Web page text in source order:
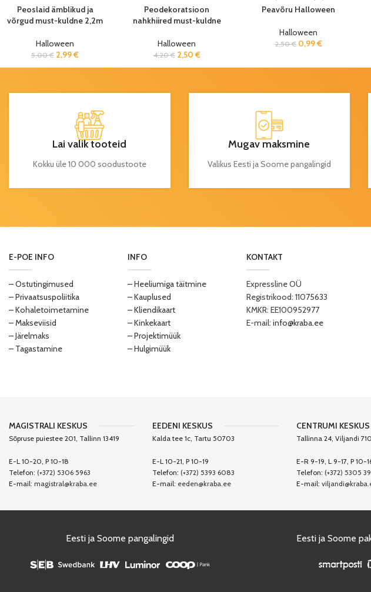
Peoslaid ämblikud ja
võrgud must-kuldne 2,2m
Halloween
5,00€ 2,99€
Peodekoratsioon
nahkhiired must-kuldne
Halloween
4,20€ 2,50 €
Peavõru Halloween
Halloween
2,50€ 0,99€
Lai valik tooteid
Kokku üle 10 000 soodustoote
Mugav maksmine
Valikus Eesti ja Soome pangalingid
E-POE INFO
– Ostutingimused
– Privaatsuspoliitika
– Kohaletoimetamine
– Makseviisid
– Järelmaks
– Tagastamine
INFO
– Heeliumiga täitmine
– Kauplused
– Kliendikaart
– Kinkekaart
– Projektimüük
– Hulgimüük
KONTAKT
Expressline OÜ
Registrikood: 11075633
KMKR: EE100952977
E-mail: info@kraba.ee
MAGISTRALI KESKUS
Sõpruse puiestee 201, Tallinn 13419
E-L 10-20, P 10-18
Telefon: (+372) 5306 5963
E-mail: magistral@kraba.ee
EEDENI KESKUS
Kalda tee 1c, Tartu 50703
E-L 10-21, P 10-19
Telefon: (+372) 5393 6083
E-mail: eeden@kraba.ee
CENTRUMI KESKUS
Tallinna 24, Viljandi
E-R 9-19, L 9-17, P 10-
Telefon: (+372) 5305
E-mail:
Eesti ja Soome pangalingid Eesti ja Soome